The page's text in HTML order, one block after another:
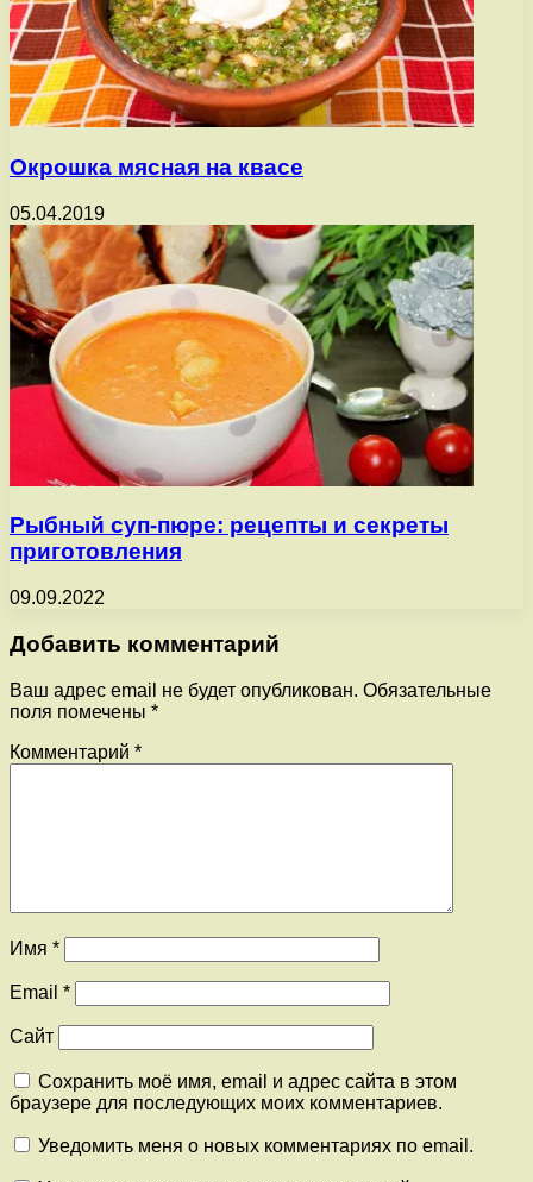
Окрошка мясная на квасе
05.04.2019
Рыбный суп-пюре: рецепты и секреты
приготовления
09.09.2022
Добавить комментарий
Ваш адрес email не будет опубликован. Обязательные
поля помечены *
Комментарий *
Имя *
Email *
Сайт
Сохранить моё имя, email и адрес сайта в этом
браузере для последующих моих комментариев.
Уведомить меня о новых комментариях по email.